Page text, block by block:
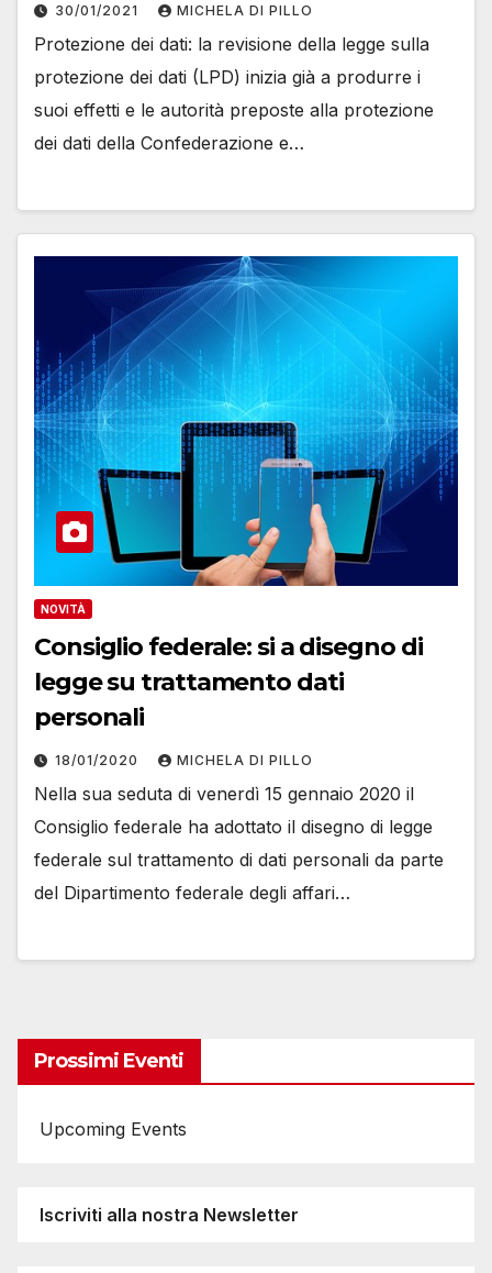
30/01/2021 MICHELA DI PILLO
Protezione dei dati: la revisione della legge sulla
protezione dei dati (LPD) inizia già a produrre i
suoi effetti e le autorità preposte alla protezione
dei dati della Confederazione e…
NOVITÀ
Consiglio federale: si a disegno di
legge su trattamento dati
personali
18/01/2020 MICHELA DI PILLO
Nella sua seduta di venerdì 15 gennaio 2020 il
Consiglio federale ha adottato il disegno di legge
federale sul trattamento di dati personali da parte
del Dipartimento federale degli affari…
Prossimi Eventi
Upcoming Events
Iscriviti alla nostra Newsletter